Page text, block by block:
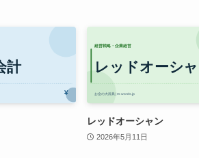
レッドオーシャン
2026年5月11日